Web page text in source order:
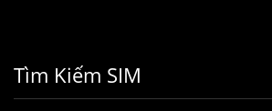
Tìm Kiếm SIM